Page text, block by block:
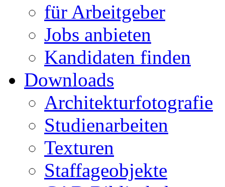
für Arbeitgeber
Jobs anbieten
Kandidaten finden
Downloads
Architekturfotografie
Studienarbeiten
Texturen
Staffageobjekte